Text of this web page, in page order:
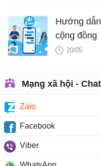
Hướng
cộng đồng
20/05
Mạng xã hội - Chat
Zalo
Facebook
Viber